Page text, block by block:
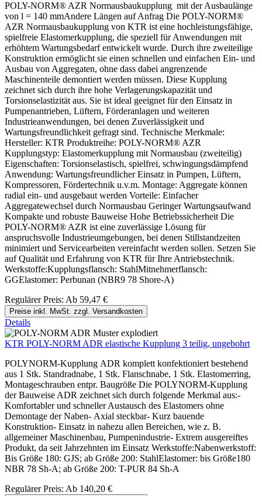
POLY-NORM® AZR Normausbaukupplung mit der Ausbaulänge
von l = 140 mmAndere Längen auf Anfrag Die POLY-NORM®
AZR Normausbaukupplung von KTR ist eine hochleistungsfähige,
spielfreie Elastomerkupplung, die speziell für Anwendungen mit
erhöhtem Wartungsbedarf entwickelt wurde. Durch ihre zweiteilige
Konstruktion ermöglicht sie einen schnellen und einfachen Ein- und
Ausbau von Aggregaten, ohne dass dabei angrenzende
Maschinenteile demontiert werden müssen. Diese Kupplung
zeichnet sich durch ihre hohe Verlagerungskapazität und
Torsionselastizität aus. Sie ist ideal geeignet für den Einsatz in
Pumpenantrieben, Lüftern, Förderanlagen und weiteren
Industrieanwendungen, bei denen Zuverlässigkeit und
Wartungsfreundlichkeit gefragt sind. Technische Merkmale:
Hersteller: KTR Produktreihe: POLY-NORM® AZR
Kupplungstyp: Elastomerkupplung mit Normausbau (zweiteilig)
Eigenschaften: Torsionselastisch, spielfrei, schwingungsdämpfend
Anwendung: Wartungsfreundlicher Einsatz in Pumpen, Lüftern,
Kompressoren, Fördertechnik u.v.m. Montage: Aggregate können
radial ein- und ausgebaut werden Vorteile: Einfacher
Aggregatewechsel durch Normausbau Geringer Wartungsaufwand
Kompakte und robuste Bauweise Hohe Betriebssicherheit Die
POLY-NORM® AZR ist eine zuverlässige Lösung für
anspruchsvolle Industrieumgebungen, bei denen Stillstandzeiten
minimiert und Servicearbeiten vereinfacht werden sollen. Setzen Sie
auf Qualität und Erfahrung von KTR für Ihre Antriebstechnik.
Werkstoffe:Kupplungsflansch: StahlMitnehmerflansch:
GGElastomer: Perbunan (NBR9 78 Shore-A)
Regulärer Preis: Ab 59,47 €
Preise inkl. MwSt. zzgl. Versandkosten
Details
KTR POLY-NORM ADR elastische Kupplung 3 teilig, ungebohrt
POLYNORM-Kupplung ADR komplett konfektioniert bestehend
aus 1 Stk. Standradnabe, 1 Stk. Flanschnabe, 1 Stk. Elastomerring,
Montageschrauben entpr. Baugröße Die POLYNORM-Kupplung
der Bauweise ADR zeichnet sich durch folgende Merkmal aus:-
Komfortabler und schneller Austausch des Elastomers ohne
Demontage der Naben- Axial steckbar- Kurz bauende
Konstruktion- Einsatz in nahezu allen Bereichen, wie z. B.
allgemeiner Maschinenbau, Pumpenindustrie- Extrem ausgereiftes
Produkt, da seit Jahrzehnten im Einsatz Werkstoffe:Nabenwerkstoff:
Bis Größe 180: GJS; ab Größe 200: StahlElastomer: bis Größe180
NBR 78 Sh-A; ab Größe 200: T-PUR 84 Sh-A
Regulärer Preis: Ab 140,20 €